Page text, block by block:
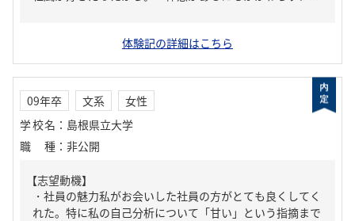
体験記の詳細はこちら
09年卒 文系
女性
学校名 ： 島根県立大学
職種 ： 非公開
【志望動機】
・社員の魅力私がお会いした社員の方がとても良くしてく
れた。特に私の自己分析について「甘い」という指摘まで